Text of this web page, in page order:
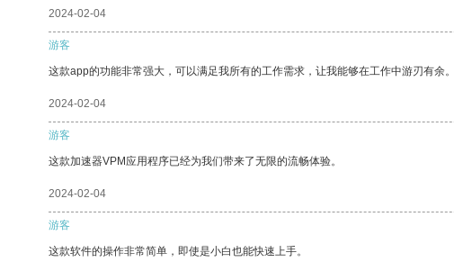
2024-02-04
游客
这款app的功能非常强大，可以满足我所有的工作需求，让我能够在工作中游刃有余。
2024-02-04
游客
这款加速器VPM应用程序已经为我们带来了无限的流畅体验。
2024-02-04
游客
这款软件的操作非常简单，即使是小白也能快速上手。